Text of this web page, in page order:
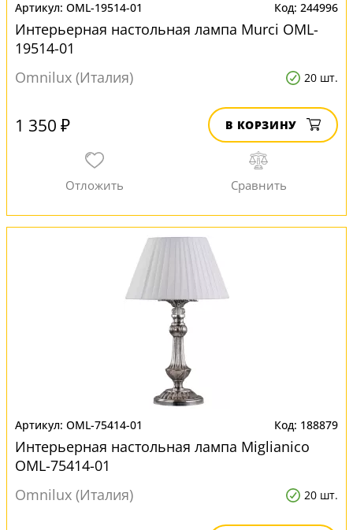
OML-19514-01 244996
Интерьерная настольная лампа Murci OML-
19514-01
Omnilux (Италия)
20 шт.
1 350 ₽ В КОРЗИНУ
OML-75414-01 188879
Интерьерная настольная лампа Miglianico
OML-75414-01
Omnilux (Италия)
20 шт.